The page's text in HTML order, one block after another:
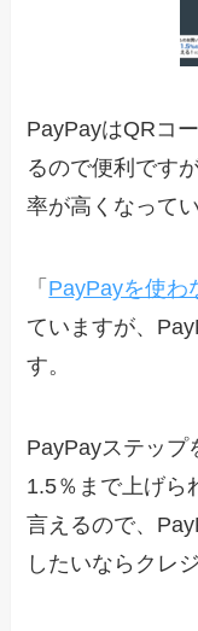
PayPayはQRコ
るので便利です
率が高くなってい
「 PayPayを使わ
ていますが、
す。
PayPayステップ
1.5％まで上げら
言えるので、
したいならクレ